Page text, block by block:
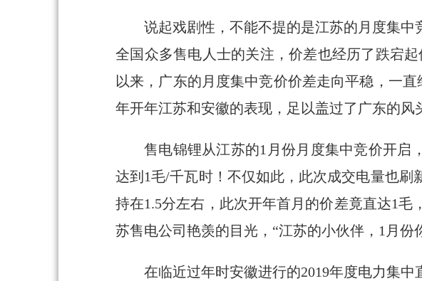
说起戏剧性，不能不提的是江苏的月度集
全国众多售电人士的关注，价差也经历了跌宕
以来，广东的月度集中竞价价差走向平稳，一
年开年江苏和安徽的表现，足以盖过了广东的风
售电锦锂从江苏的1月份月度集中竞价开启
达到1毛/千瓦时！不仅如此，此次成交电量也刷
持在1.5分左右，此次开年首月的价差竟直达1
苏售电公司艳羡的目光，“江苏的小伙伴，1月份
在临近过年时安徽进行的2019年度电力集